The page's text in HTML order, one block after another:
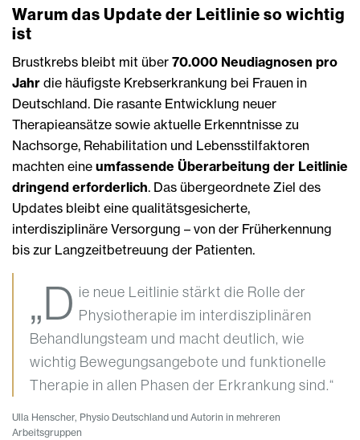
Warum das Update der Leitlinie so wichtig
ist
Brustkrebs bleibt mit über 70.000 Neudiagnosen pro
Jahr die häufigste Krebserkrankung bei Frauen in
Deutschland. Die rasante Entwicklung neuer
Therapieansätze sowie aktuelle Erkenntnisse zu
Nachsorge, Rehabilitation und Lebensstilfaktoren
machten eine umfassende Überarbeitung der Leitlinie
dringend erforderlich. Das übergeordnete Ziel des
Updates bleibt eine qualitätsgesicherte,
interdisziplinäre Versorgung – von der Früherkennung
bis zur Langzeitbetreuung der Patienten.
„D ie neue Leitlinie stärkt die Rolle der
Physiotherapie im interdisziplinären
Behandlungsteam und macht deutlich, wie
wichtig Bewegungsangebote und funktionelle
Therapie in allen Phasen der Erkrankung sind.“
Ulla Henscher, Physio Deutschland und Autorin in mehreren
Arbeitsgruppen